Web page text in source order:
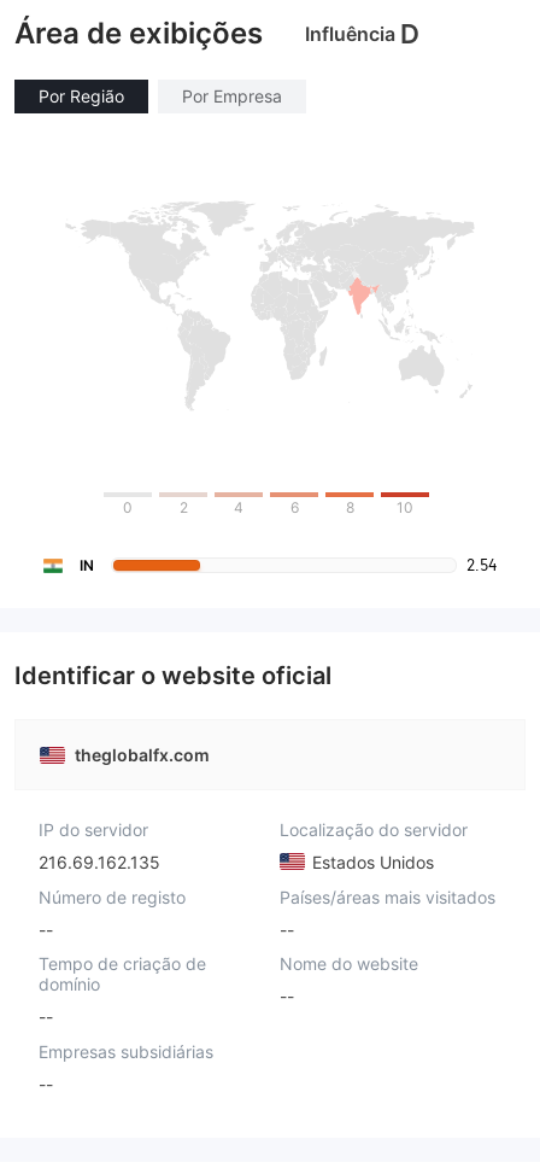
Área de exibições Influência D
Por Região Por Empresa
0 2 4 6 8 10
IN 2.54
Identificar o website oficial
theglobalfx.com
IP do servidor
216.69.162.135
Localização do servidor
Estados Unidos
Número de registo
--
Países/áreas mais visitados
--
Tempo de criação de
domínio
--
Nome do website
--
Empresas subsidiárias
--